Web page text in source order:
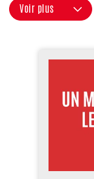
Voir plus